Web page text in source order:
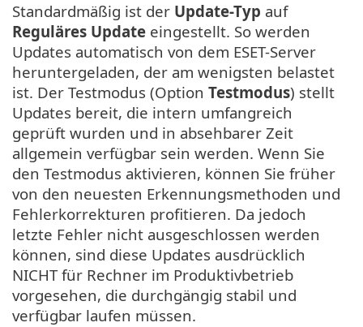
Standardmäßig ist der Update-Typ auf
Reguläres Update eingestellt. So werden
Updates automatisch von dem ESET-Server
heruntergeladen, der am wenigsten belastet
ist. Der Testmodus (Option Testmodus) stellt
Updates bereit, die intern umfangreich
geprüft wurden und in absehbarer Zeit
allgemein verfügbar sein werden. Wenn Sie
den Testmodus aktivieren, können Sie früher
von den neuesten Erkennungsmethoden und
Fehlerkorrekturen profitieren. Da jedoch
letzte Fehler nicht ausgeschlossen werden
können, sind diese Updates ausdrücklich
NICHT für Rechner im Produktivbetrieb
vorgesehen, die durchgängig stabil und
verfügbar laufen müssen.